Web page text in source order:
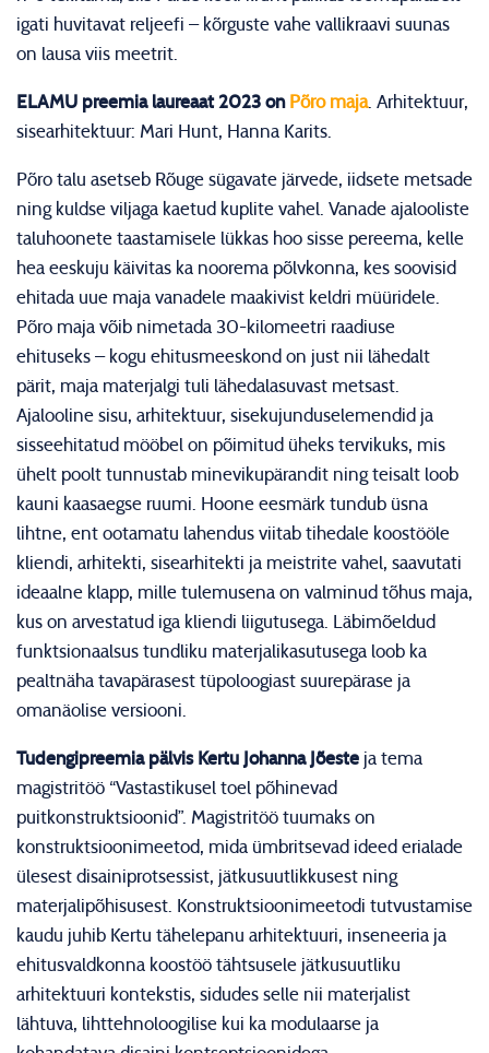
igati huvitavat reljeefi – kõrguste vahe vallikraavi suunas
on lausa viis meetrit.
ELAMU preemia laureaat 2023 on Põro maja. Arhitektuur,
sisearhitektuur: Mari Hunt, Hanna Karits.
Põro talu asetseb Rõuge sügavate järvede, iidsete metsade
ning kuldse viljaga kaetud kuplite vahel. Vanade ajalooliste
taluhoonete taastamisele lükkas hoo sisse pereema, kelle
hea eeskuju käivitas ka noorema põlvkonna, kes soovisid
ehitada uue maja vanadele maakivist keldri müüridele.
Põro maja võib nimetada 30-kilomeetri raadiuse
ehituseks – kogu ehitusmeeskond on just nii lähedalt
pärit, maja materjalgi tuli lähedalasuvast metsast.
Ajalooline sisu, arhitektuur, sisekujunduselemendid ja
sisseehitatud mööbel on põimitud üheks tervikuks, mis
ühelt poolt tunnustab minevikupärandit ning teisalt loob
kauni kaasaegse ruumi. Hoone eesmärk tundub üsna
lihtne, ent ootamatu lahendus viitab tihedale koostööle
kliendi, arhitekti, sisearhitekti ja meistrite vahel, saavutati
ideaalne klapp, mille tulemusena on valminud tõhus maja,
kus on arvestatud iga kliendi liigutusega. Läbimõeldud
funktsionaalsus tundliku materjalikasutusega loob ka
pealtnäha tavapärasest tüpoloogiast suurepärase ja
omanäolise versiooni.
Tudengipreemia pälvis Kertu Johanna Jõeste ja tema
magistritöö “Vastastikusel toel põhinevad
puitkonstruktsioonid”. Magistritöö tuumaks on
konstruktsioonimeetod, mida ümbritsevad ideed erialade
ülesest disainiprotsessist, jätkusuutlikkusest ning
materjalipõhisusest. Konstruktsioonimeetodi tutvustamise
kaudu juhib Kertu tähelepanu arhitektuuri, inseneeria ja
ehitusvaldkonna koostöö tähtsusele jätkusuutliku
arhitektuuri kontekstis, sidudes selle nii materjalist
lähtuva, lihttehnoloogilise kui ka modulaarse ja